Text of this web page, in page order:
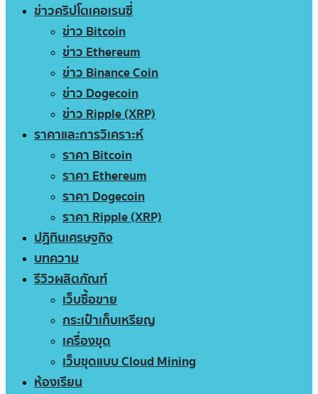
ข่าวคริปโตเคอเรนซี่
ข่าว Bitcoin
ข่าว Ethereum
ข่าว Binance Coin
ข่าว Dogecoin
ข่าว Ripple (XRP)
ราคาและการวิเคราะห์
ราคา Bitcoin
ราคา Ethereum
ราคา Dogecoin
ราคา Ripple (XRP)
ปฏิทินเศรษฐกิจ
บทความ
รีวิวผลิตภัณฑ์
เว็บซื้อขาย
กระเป๋าเก็บเหรียญ
เครื่องขุด
เว็บขุดแบบ Cloud Mining
ห้องเรียน